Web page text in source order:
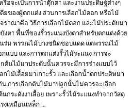
อจะเป็นการนำตุ๊กตา และงานประดิษฐ์ต่างๆ
ยของผู้ตกแต่ง ส่วนการเลือกไม้ดอก หรือไม้
าณาคือ วิธีการเลือกไม้ดอก และไม้ประดับมา
งตา พื้นที่ของรั้วระแนงบังตาสำหรับตกแต่งด้วย
ร่ม พรรณไม้บางชนิดชอบแดด แต่พรรณไม้
บบ และการตกแต่งรั้วไม้ระแนง การจะ
กต้นไม้มาประดับนั้นควรจะมีการร่างแบบไว้
กไม้เลื้อยมาเกาะรั้ว และเลือกนํ้าตกประดิษมา
น การเลือกต้นไม้มาปลูกนั้นไม่ควรจะเลือก
กระดังงาเลื้อย เพราะรั้วไม้ระแนงทำจากวัสดุ
เหมือนเหล็ก ...